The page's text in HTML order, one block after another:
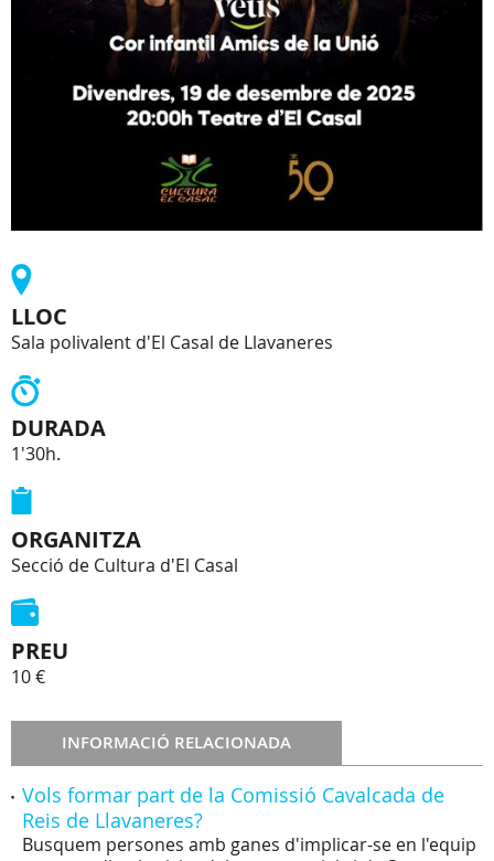
LLOC
Sala polivalent d'El Casal de Llavaneres
DURADA
1'30h.
ORGANITZA
Secció de Cultura d'El Casal
PREU
10 €
INFORMACIÓ RELACIONADA
Vols formar part de la Comissió Cavalcada de
Reis de Llavaneres?
Busquem persones amb ganes d'implicar-se en l'equip